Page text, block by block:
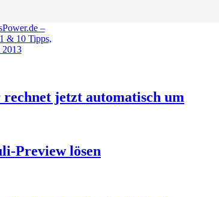
jetzt automatisch um
Preview lösen